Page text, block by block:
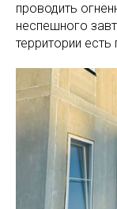
проводить
неспешного
территории